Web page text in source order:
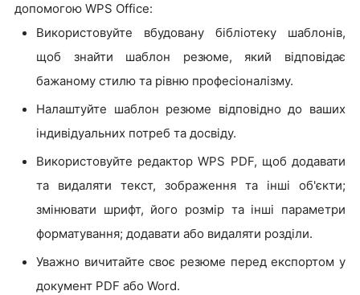
допомогою WPS Office:
Використовуйте вбудовану бібліотеку шаблонів,
щоб знайти шаблон резюме, який відповідає
бажаному стилю та рівню професіоналізму.
Налаштуйте шаблон резюме відповідно до ваших
індивідуальних потреб та досвіду.
Використовуйте редактор WPS PDF, щоб додавати
та видаляти текст, зображення та інші об'єкти;
змінювати шрифт, його розмір та інші параметри
форматування; додавати або видаляти розділи.
Уважно вичитайте своє резюме перед експортом у
документ PDF або Word.